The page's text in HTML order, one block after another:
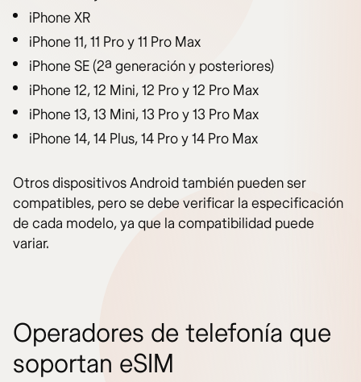
iPhone XR
iPhone 11, 11 Pro y 11 Pro Max
iPhone SE (2ª generación y posteriores)
iPhone 12, 12 Mini, 12 Pro y 12 Pro Max
iPhone 13, 13 Mini, 13 Pro y 13 Pro Max
iPhone 14, 14 Plus, 14 Pro y 14 Pro Max
Otros dispositivos Android también pueden ser
compatibles, pero se debe verificar la especificación
de cada modelo, ya que la compatibilidad puede
variar.
Operadores de telefonía que
soportan eSIM